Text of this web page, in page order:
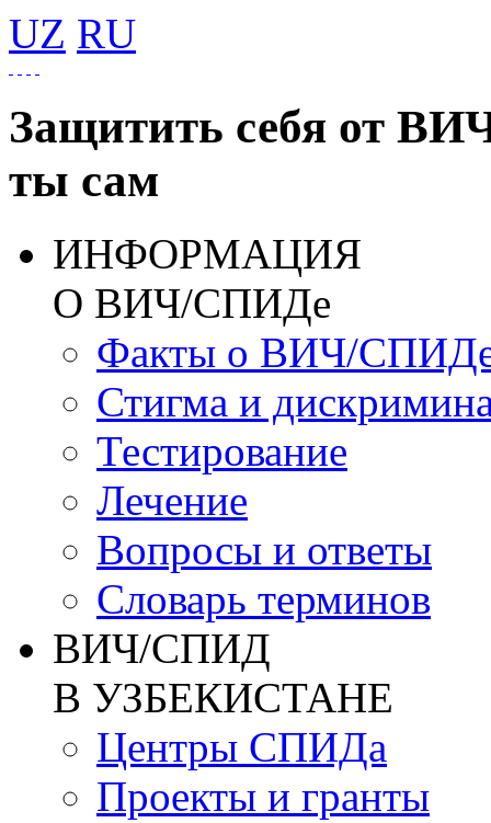
UZ RU
Защитить себя от
ты сам
ИНФОРМАЦИЯ
О ВИЧ/СПИДе
Факты о ВИЧ/
Стигма и
Тестирование
Лечение
Вопросы и ответы
Словарь терминов
ВИЧ/СПИД
В УЗБЕКИСТАНЕ
Центры СПИДа
Проекты и гранты